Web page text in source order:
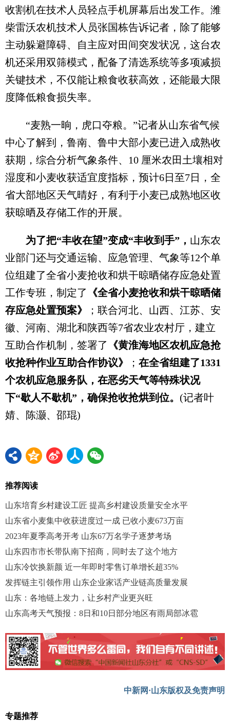
收割机在技术人员轻点手机屏幕后出发工作。潍
柴雷沃农机技术人员张国栋告诉记者，除了能够
主动躲避障碍、自主应对田间突发状况，这台农
机还采用双筛模式，配备了清选系统等多项减损
关键技术，不仅能让粮食收获高效，还能最大限
度降低粮食损失率。
“麦熟一晌，虎口夺粮。”记者从山东省气候
中心了解到，鲁南、鲁中大部小麦已进入成熟收
获期，综合分析气象条件、10 厘米农田土壤相对
湿度和小麦收获适宜度指标，预计6日至7日，全
省大部地区天气晴好，有利于小麦已成熟地区收
获晾晒及存储工作的开展。
为了把“丰收在望”变成“丰收到手”， 山东农
业部门还与交通运输、应急管理、气象等12个单
位组建了全省小麦抢收和烘干晾晒储存应急处置
工作专班，制定了
《全省小麦抢收和烘干晾晒储
存应急处置预案》
；联合河北、山西、江苏、安
徽、河南、湖北和陕西等7省农业农村厅，建立
互助合作机制，签署了
《黄淮海地区农机应急抢
收抢种作业互助合作协议》
； 在全省组建了1331
个农机应急服务队，在恶劣天气等特殊状况
下“歇人不歇机”，确保抢收抢烘到位。 (记者叶
婧、陈灏、邵琨)
推荐阅读
山东培育乡村建设工匠 提高乡村建设质量安全水平
山东省小麦集中收获进度过一成 已收小麦673万亩
2023年夏季高考开考 山东67万名学子逐梦考场
山东四市市长带队南下招商，同时去了这个地方
山东冷饮换新颜 近一年即时零售订单增长超35%
发挥链主引领作用 山东企业家话产业链高质量发展
山东：各地链上发力，让乡村产业更兴旺
山东高考天气预报：8日和10日部分地区有雨局部冰雹
中新网·山东版权及免责声明
专题推荐